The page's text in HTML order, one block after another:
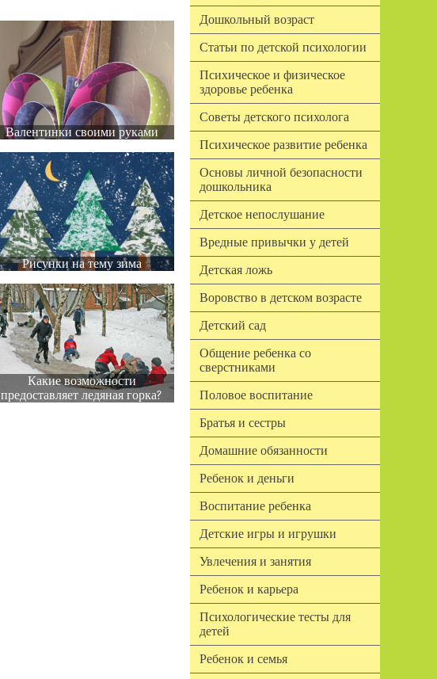
Валентинки своими руками
Рисунки на тему зима
Какие возможности
предоставляет ледяная горка?
Дошкольный возраст
Статьи по детской психологии
Психическое и физическое
здоровье ребенка
Советы детского психолога
Психическое развитие ребенка
Основы личной безопасности
дошкольника
Детское непослушание
Вредные привычки у детей
Детская ложь
Воровство в детском возрасте
Детский сад
Общение ребенка со
сверстниками
Половое воспитание
Братья и сестры
Домашние обязанности
Ребенок и деньги
Воспитание ребенка
Детские игры и игрушки
Увлечения и занятия
Ребенок и карьера
Психологические тесты для
детей
Ребенок и семья